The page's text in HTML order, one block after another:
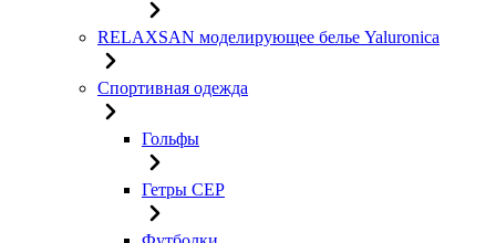
RELAXSAN моделирующее белье Yaluroniсa
Спортивная одежда
Гольфы
Гетры CEP